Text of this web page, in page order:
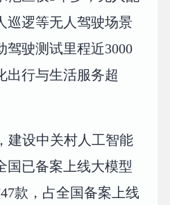
巡逻等无人驾驶场景
驾驶测试里程近3000
出行与生活服务超
建设中关村人工智能
国已备案上线大模型
款，占全国备案上线